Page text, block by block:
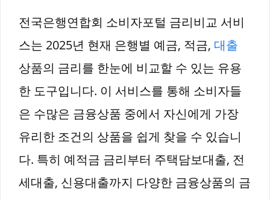
전국은행연합회 소비자포털 금리비교 서비
스는 2025년 현재 은행별 예금, 적금, 대출
상품의 금리를 한눈에 비교할 수 있는 유용
한 도구입니다. 이 서비스를 통해 소비자들
은 수많은 금융상품 중에서 자신에게 가장
유리한 조건의 상품을 쉽게 찾을 수 있습니
다. 특히 예적금 금리부터 주택담보대출, 전
세대출, 신용대출까지 다양한 금융상품의 금